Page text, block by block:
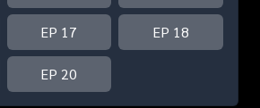
EP 17 EP 18
EP 20